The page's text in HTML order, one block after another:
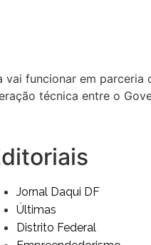
funcionar em parceria
técnica entre o
Jornal Daqui DF
Últimas
Distrito Federal